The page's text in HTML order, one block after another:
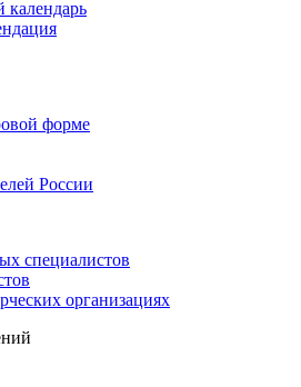
календарь
форме
России
специалистов
организациях